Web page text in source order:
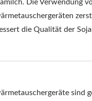
Die Verwendung
die Qualität der
sind